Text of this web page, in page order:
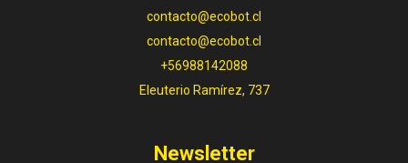
contacto@ecobot.cl
contacto@ecobot.cl
+56988142088
Eleuterio Ramírez, 737
Newsletter